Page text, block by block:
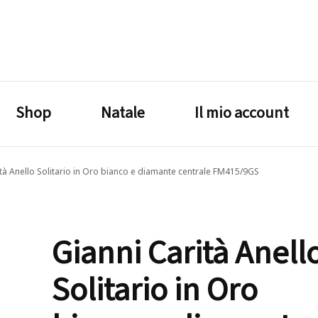
Shop Natale Il mio account
Anello Solitario in Oro bianco e diamante centrale FM415/9GS
Gianni Carità
Solitario in Oro